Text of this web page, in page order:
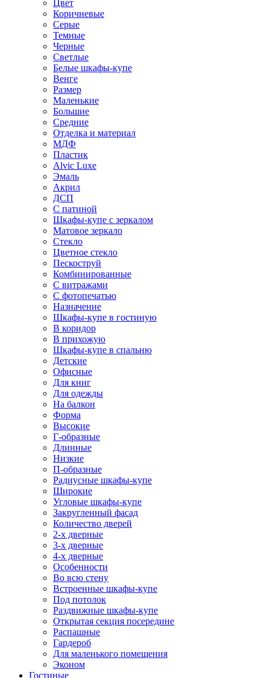
Цвет
Коричневые
Серые
Темные
Черные
Светлые
Белые шкафы-купе
Венге
Размер
Маленькие
Большие
Средние
Отделка и материал
МДФ
Пластик
Alvic Luxe
Эмаль
Акрил
ДСП
С патиной
Шкафы-купе с зеркалом
Матовое зеркало
Стекло
Цветное стекло
Пескоструй
Комбинированные
С витражами
С фотопечатью
Назначение
Шкафы-купе в гостиную
В коридор
В прихожую
Шкафы-купе в спальню
Детские
Офисные
Для книг
Для одежды
На балкон
Форма
Высокие
Г-образные
Длинные
Низкие
П-образные
Радиусные шкафы-купе
Широкие
Угловые шкафы-купе
Закругленный фасад
Количество дверей
2-х дверные
3-х дверные
4-х дверные
Особенности
Во всю стену
Встроенные шкафы-купе
Под потолок
Раздвижные шкафы-купе
Открытая секция посередине
Распашные
Гардероб
Для маленького помещения
Эконом
Гостиные